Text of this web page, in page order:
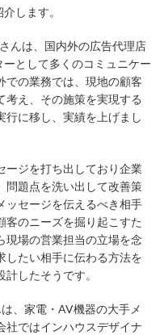
します。
んは、国内外の広告代理店
として多くのコミュニケー
での業務では、現地の顧客
考え、その施策を実現する
行に移し、実績を上げまし
ージを打ち出しており企業
問題点を洗い出して改善策
ッセージを伝えるべき相手
客のニーズを掘り起こすた
現場の営業担当の立場を念
したい相手に伝わる方法を
したそうです。
、家電・AV機器の大手メ
社ではインハウスデザイナ